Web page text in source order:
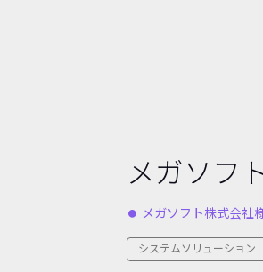
メガソフ
⏺︎ メガソフト株式会社
システムソリューション